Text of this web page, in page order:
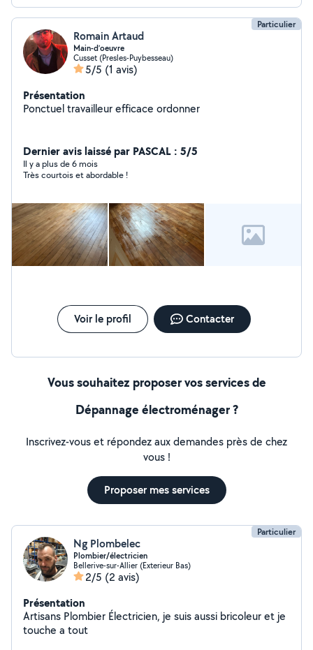
Particulier
Romain Artaud
Main-d’oeuvre
Cusset (Presles-Puybesseau)
5/5 (1 avis)
Présentation
Ponctuel travailleur efficace ordonner
Dernier avis laissé par PASCAL : 5/5
Il y a plus de 6 mois
Très courtois et abordable !
Voir le profil Contacter
Vous souhaitez proposer vos services de
Dépannage électroménager ?
Inscrivez-vous et répondez aux demandes près de chez
vous !
Proposer mes services
Particulier
Ng Plombelec
Plombier/électricien
Bellerive-sur-Allier (Exterieur Bas)
2/5 (2 avis)
Présentation
Artisans Plombier Électricien, je suis aussi bricoleur et je
touche a tout